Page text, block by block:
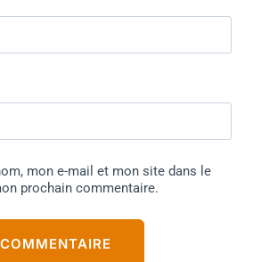
mon e-mail et mon site dans le
prochain commentaire.